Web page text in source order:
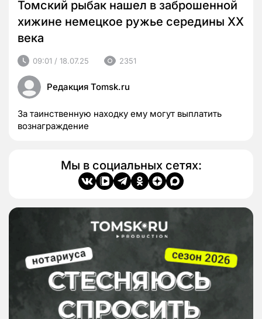
Томский рыбак нашел в заброшенной
хижине немецкое ружье середины XX
века
09:01 / 18.07.25 2351
Редакция Tomsk.ru
За таинственную находку ему могут выплатить
вознаграждение
Мы в социальных сетях: